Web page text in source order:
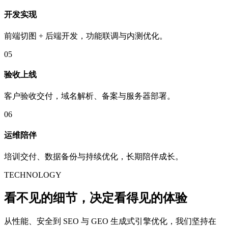
开发实现
前端切图 + 后端开发，功能联调与内测优化。
05
验收上线
客户验收交付，域名解析、备案与服务器部署。
06
运维陪伴
培训交付、数据备份与持续优化，长期陪伴成长。
TECHNOLOGY
看不见的细节，决定看得见的体验
从性能、安全到 SEO 与 GEO 生成式引擎优化，我们坚持在